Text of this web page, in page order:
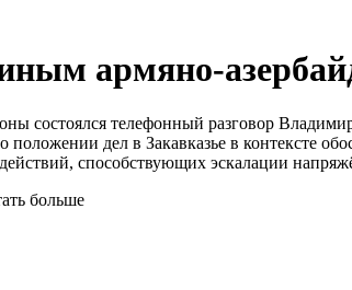
армяно-
состоялся телефонный разговор
дел в Закавказье в контексте
способствующих эскалации
больше